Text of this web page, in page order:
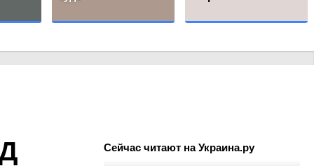
Сейчас читают на Украина.ру